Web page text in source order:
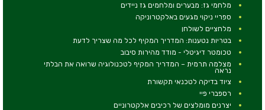
מלחמי גז: מבערים ומלחמים גז ניידים
ספריי ניקוי מגעים באלקטרוניקה
מלחציים לשולחן
בטריות נטענות: המדריך המקיף לכל מה שצריך לדעת
טכומטר דיגיטלי - מודד מהירות סיבוב
מצלמה תרמית – המדריך המקיף לטכנולוגיה שרואה את הבלתי
נראה
ציוד בדיקה לטכנאי תקשורת
רספברי פיי
יצרנים מומלצים של רכיבים אלקטרוניים